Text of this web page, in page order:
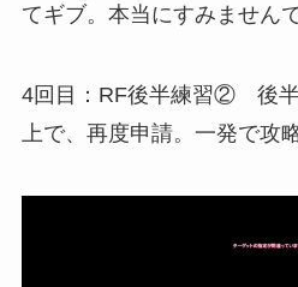
てギブ。本当にすみません
4回目：RF後半練習② 後半
上で、再度申請。一発で攻